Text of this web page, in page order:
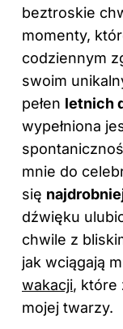
beztroskie
momenty,
codziennym
swoim
pełen letnich
wypełniona
mnie do
się
dźwięku
chwile z
jak wciągają
wakacji, które
mojej twarzy.